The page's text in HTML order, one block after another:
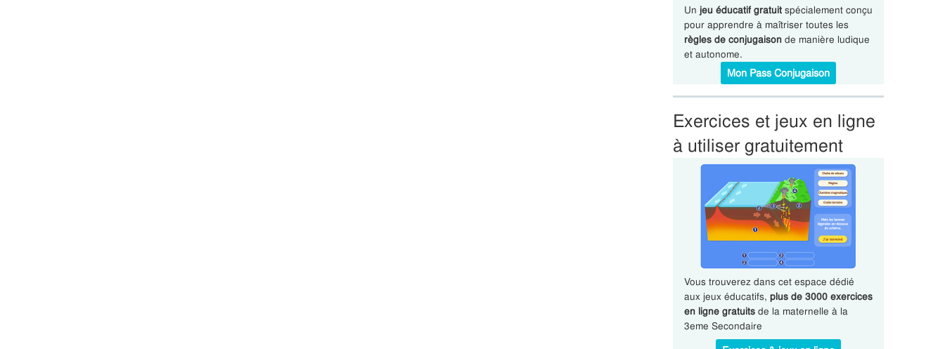
Un jeu éducatif gratuitspécialement conçu
pour apprendre à maîtriser toutes les
règles de conjugaisonde manière ludique
et autonome.
Mon Pass Conjugaison
Exercices et jeux en ligne
à utiliser gratuitement
Vous trouverez dans cet espace dédié
aux jeux éducatifs, plus de 3000 exercices
en ligne gratuitsde la maternelle à la
3eme Secondaire